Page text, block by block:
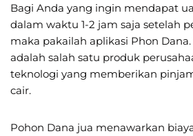
Bagi Anda yang ingin mendapat
dalam waktu 1-2 jam saja setelah
maka pakailah aplikasi Phon Dana.
adalah salah satu produk
teknologi yang memberikan
cair.
Pohon Dana jua menawarkan